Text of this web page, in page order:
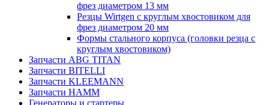
фрез диаметром 13 мм
Резцы Wirtgen с круглым хвостовиком для
фрез диаметром 20 мм
Формы стального корпуса (головки резца с
круглым хвостовиком)
Запчасти ABG TITAN
Запчасти BITELLI
Запчасти KLEEMANN
Запчасти HAMM
Генераторы и стартеры